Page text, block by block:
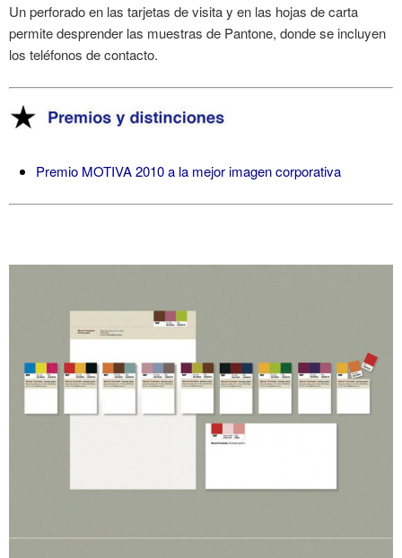
Un perforado en las tarjetas de visita y en las hojas de carta
permite desprender las muestras de Pantone, donde se incluyen
los teléfonos de contacto.
Premio MOTIVA 2010 a la mejor imagen corporativa